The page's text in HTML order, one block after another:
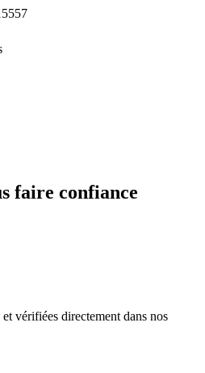
faire confiance
vérifiées directement dans nos